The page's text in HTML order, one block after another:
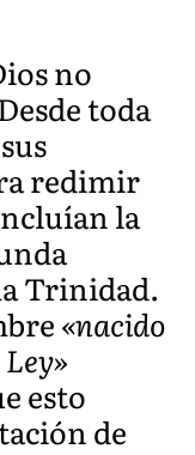
no
toda
sus
redimir
la
Trinidad.
«nacido
esto
de